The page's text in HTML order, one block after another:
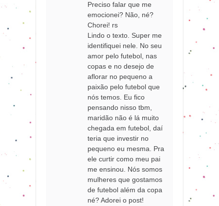
Preciso falar que me
emocionei? Não, né?
Chorei! rs
Lindo o texto. Super me
identifiquei nele. No seu
amor pelo futebol, nas
copas e no desejo de
aflorar no pequeno a
paixão pelo futebol que
nós temos. Eu fico
pensando nisso tbm,
maridão não é lá muito
chegada em futebol, daí
teria que investir no
pequeno eu mesma. Pra
ele curtir como meu pai
me ensinou. Nós somos
mulheres que gostamos
de futebol além da copa
né? Adorei o post!